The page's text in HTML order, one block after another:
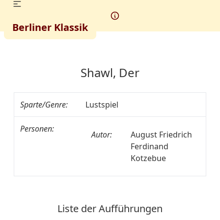
Berliner Klassik
Shawl, Der
Sparte/Genre: Lustspiel
Personen:
Autor:
August Friedrich
Ferdinand
Kotzebue
Liste der Aufführungen